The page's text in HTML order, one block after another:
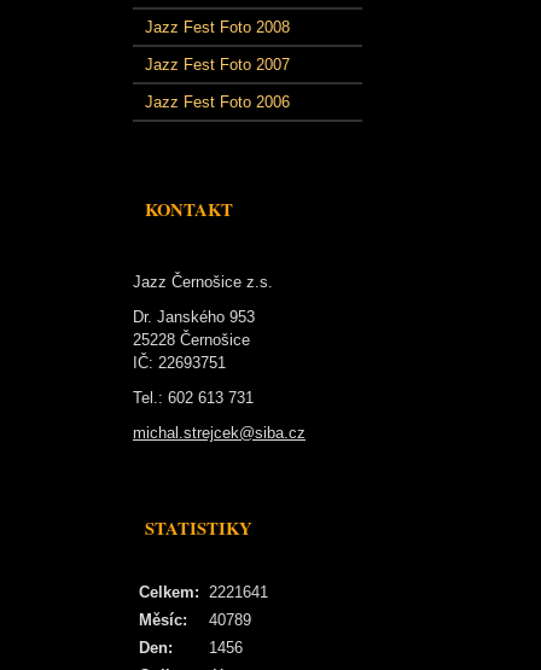
Jazz Fest Foto 2008
Jazz Fest Foto 2007
Jazz Fest Foto 2006
KONTAKT
Jazz Černošice z.s.
Dr. Janského 953
25228 Černošice
IČ: 22693751
Tel.: 602 613 731
michal.strejcek@siba.cz
STATISTIKY
Celkem: 2221641
Měsíc:
40789
Den:
1456